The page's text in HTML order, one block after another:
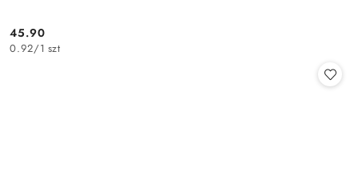
Cena:
45.90
0.92/1 szt